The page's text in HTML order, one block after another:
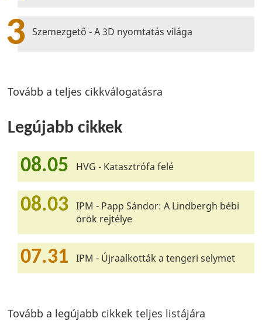
3 Szemezgető - A 3D nyomtatás világa
Tovább a teljes cikkválogatásra
Legújabb cikkek
08.05 HVG - Katasztrófa felé
08.03
IPM - Papp Sándor: A Lindbergh bébi
örök rejtélye
07.31 IPM - Újraalkották a tengeri selymet
Tovább a legújabb cikkek teljes listájára